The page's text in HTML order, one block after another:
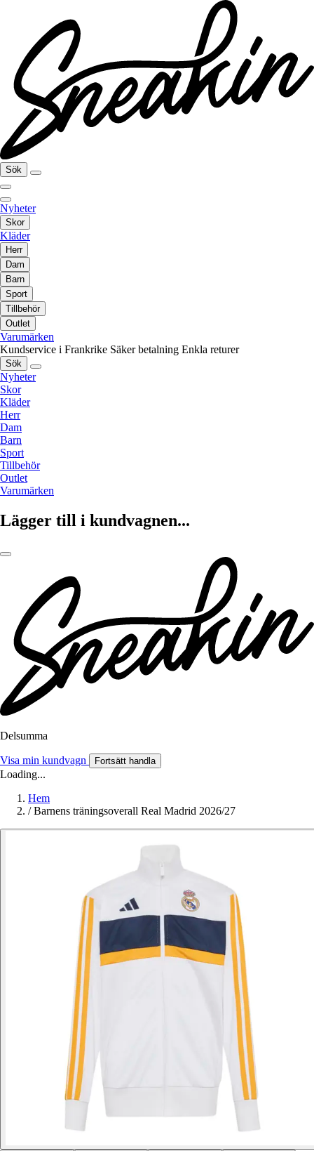
Sök
Nyheter
Skor
Kläder
Herr
Dam
Barn
Sport
Tillbehör
Outlet
Varumärken
Kundservice i Frankrike Säker betalning Enkla returer
Sök
Nyheter
Skor
Kläder
Herr
Dam
Barn
Sport
Tillbehör
Outlet
Varumärken
Lägger till i kundvagnen...
Delsumma
Visa min kundvagn Fortsätt handla
Loading...
Hem
/ Barnens träningsoverall Real Madrid 2026/27